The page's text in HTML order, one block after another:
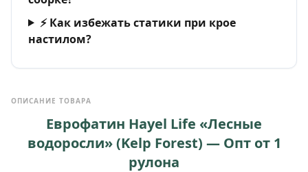
⚡ Как избежать статики при крое
настилом?
ОПИСАНИЕ ТОВАРА
Еврофатин Hayel Life «Лесные
водоросли» (Kelp Forest) — Опт от 1
рулона